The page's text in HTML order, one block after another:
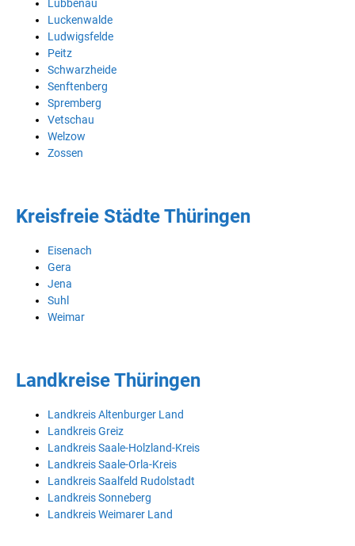
Lübbenau
Luckenwalde
Ludwigsfelde
Peitz
Schwarzheide
Senftenberg
Spremberg
Vetschau
Welzow
Zossen
Kreisfreie Städte Thüringen
Eisenach
Gera
Jena
Suhl
Weimar
Landkreise Thüringen
Landkreis Altenburger Land
Landkreis Greiz
Landkreis Saale-Holzland-Kreis
Landkreis Saale-Orla-Kreis
Landkreis Saalfeld Rudolstadt
Landkreis Sonneberg
Landkreis Weimarer Land